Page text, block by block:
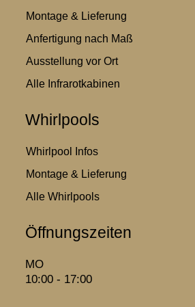
Montage & Lieferung
Anfertigung nach Maß
Ausstellung vor Ort
Alle Infrarotkabinen
Whirlpools
Whirlpool Infos
Montage & Lieferung
Alle Whirlpools
Öffnungszeiten
MO
10:00 - 17:00